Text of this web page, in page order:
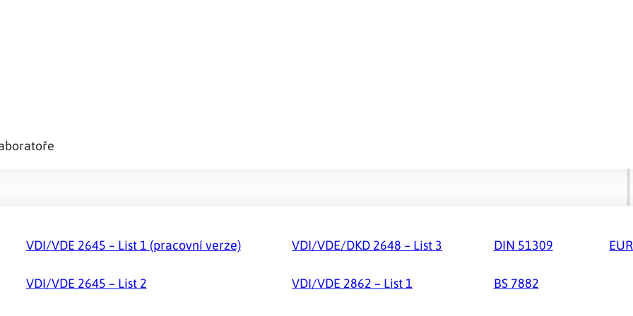
VDI/VDE 2645 – List 1 (pracovní verze)
VDI/VDE 2645 – List 2
VDI/VDE/DKD 2648 – List 3
VDI/VDE 2862 – List 1
DIN 51309
BS 7882